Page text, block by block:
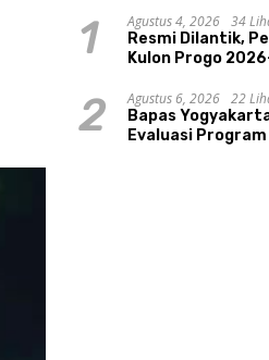
1 Agustus 4, 2026
34
Resmi Dilantik,
Kulon Progo
Sungai Progo
2 Agustus 6, 2026
22
Bapas
Evaluasi